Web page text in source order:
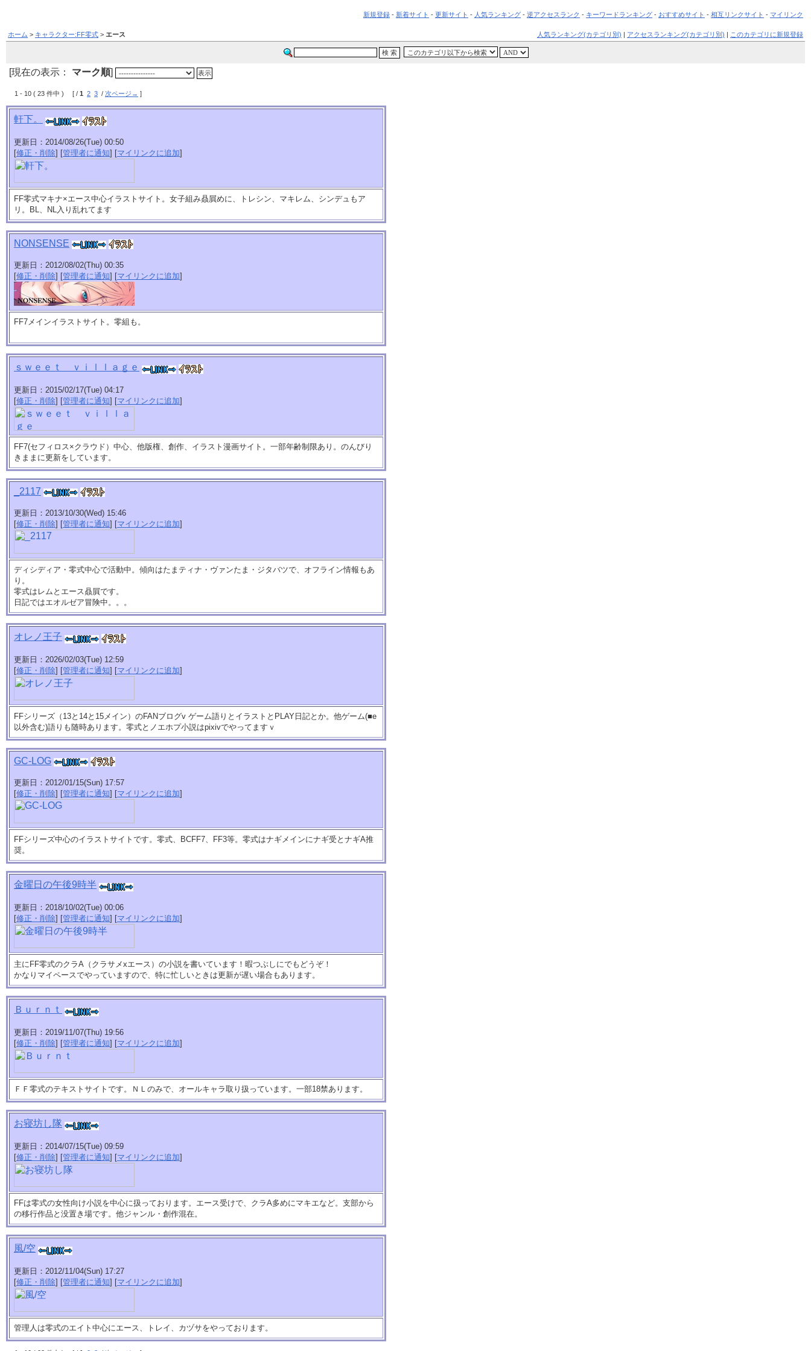
新規登録 - 新着サイト - 更新サイト - 人気ランキング - 逆アクセスランク - キーワードランキング - おすすめサイト - 相互リンクサイト - マイリンク
ホーム > キャラクター:FF零式 > エース 人気ランキング(カテゴリ別) | アクセスランキング(カテゴリ別) | このカテゴリに新規登録
[現在の表示： マーク順]
1 - 10 ( 23 件中 ) [ / 1 2 3 / 次ページ→ ]
軒下。
更新日：2014/08/26(Tue) 00:50
[修正・削除] [管理者に通知] [マイリンクに追加]
FF零式マキナ×エース中心イラストサイト。女子組み贔屓めに、トレシン、マキレム、シンデュもア
リ。BL、NL入り乱れてます
NONSENSE
更新日：2012/08/02(Thu) 00:35
[修正・削除] [管理者に通知] [マイリンクに追加]
FF7メインイラストサイト。零組も。
ｓｗｅｅｔ ｖｉｌｌａｇｅ
更新日：2015/02/17(Tue) 04:17
[修正・削除] [管理者に通知] [マイリンクに追加]
FF7(セフィロス×クラウド）中心、他版権、創作、イラスト漫画サイト。一部年齢制限あり。のんびり
きままに更新をしています。
_2117
更新日：2013/10/30(Wed) 15:46
[修正・削除] [管理者に通知] [マイリンクに追加]
ディシディア・零式中心で活動中。傾向はたまティナ・ヴァンたま・ジタバツで、オフライン情報もあ
り。
零式はレムとエース贔屓です。
日記ではエオルゼア冒険中。。。
オレノ王子
更新日：2026/02/03(Tue) 12:59
[修正・削除] [管理者に通知] [マイリンクに追加]
FFシリーズ（13と14と15メイン）のFANブログv ゲーム語りとイラストとPLAY日記とか。他ゲーム(■e
以外含む)語りも随時あります。零式とノエホプ小説はpixivでやってますｖ
GC-LOG
更新日：2012/01/15(Sun) 17:57
[修正・削除] [管理者に通知] [マイリンクに追加]
FFシリーズ中心のイラストサイトです。零式、BCFF7、FF3等。零式はナギメインにナギ受とナギA推
奨。
金曜日の午後9時半
更新日：2018/10/02(Tue) 00:06
[修正・削除] [管理者に通知] [マイリンクに追加]
主にFF零式のクラA（クラサメxエース）の小説を書いています！暇つぶしにでもどうぞ！
かなりマイペースでやっていますので、特に忙しいときは更新が遅い場合もあります。
Ｂｕｒｎｔ
更新日：2019/11/07(Thu) 19:56
[修正・削除] [管理者に通知] [マイリンクに追加]
ＦＦ零式のテキストサイトです。ＮＬのみで、オールキャラ取り扱っています。一部18禁あります。
お寝坊し隊
更新日：2014/07/15(Tue) 09:59
[修正・削除] [管理者に通知] [マイリンクに追加]
FFは零式の女性向け小説を中心に扱っております。エース受けで、クラA多めにマキエなど。支部から
の移行作品と没置き場です。他ジャンル・創作混在。
風/空
更新日：2012/11/04(Sun) 17:27
[修正・削除] [管理者に通知] [マイリンクに追加]
管理人は零式のエイト中心にエース、トレイ、カヅサをやっております。